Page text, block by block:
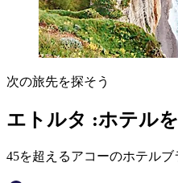
次の旅先を探そう
エトルタ :ホテル
45を超えるアコーのホテル